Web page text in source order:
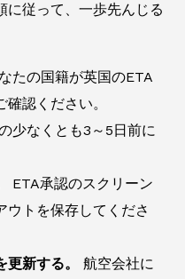
に従って、一歩先んじる
たの国籍が英国のETA
認ください。
少なくとも3～5日前に
ETA承認のスクリーン
ウトを保存してくださ
更新する。 航空会社に